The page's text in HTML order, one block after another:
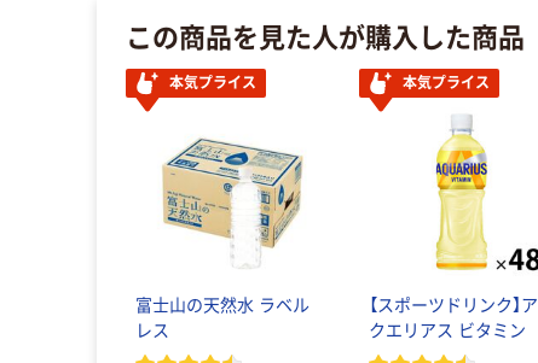
この商品を見た人が購入した商品
本気プライス
富士山の天然水 ラベル
レス
本気プライス
【スポーツドリンク】ア
クエリアス ビタミン